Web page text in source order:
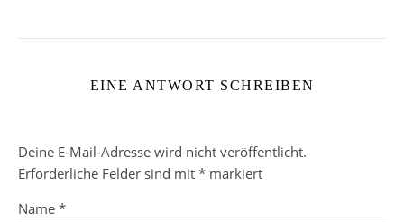
EINE ANTWORT SCHREIBEN
Deine E-Mail-Adresse wird nicht veröffentlicht.
Erforderliche Felder sind mit * markiert
Name *